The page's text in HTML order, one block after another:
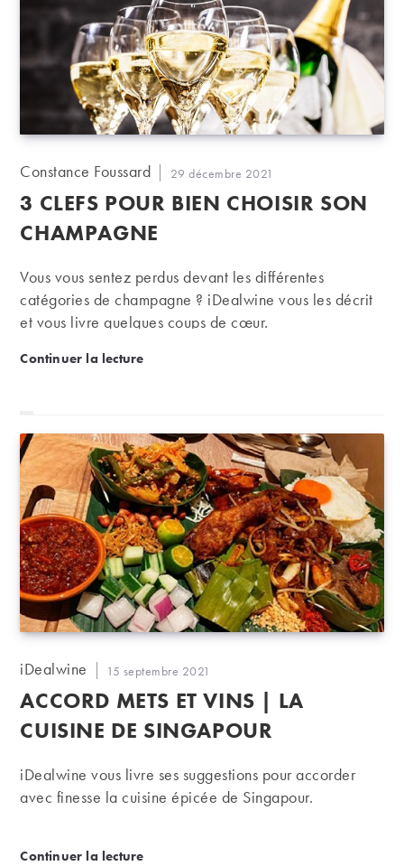
Auteur/autrice
la
publication :
Constance Foussard
Publication
publiée :
29 décembre 2021
3 CLEFS POUR BIEN CHOISIR SON
CHAMPAGNE
Vous vous sentez perdus devant les différentes
catégories de champagne ? iDealwine vous les décrit
et vous livre quelques coups de cœur.
Continuer la lecture3 clefs pour bien choisir son champagne
Auteur/autrice
la
publication :
iDealwine
Publication
publiée :
15 septembre 2021
ACCORD METS ET VINS | LA
CUISINE DE SINGAPOUR
iDealwine vous livre ses suggestions pour accorder
avec finesse la cuisine épicée de Singapour.
Continuer la lectureAccord mets et vins | La cuisine de Singapour